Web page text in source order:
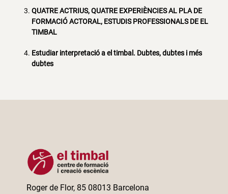
QUATRE ACTRIUS, QUATRE EXPERIÈNCIES AL PLA DE
FORMACIÓ ACTORAL, ESTUDIS PROFESSIONALS DE EL
TIMBAL
Estudiar interpretació a el timbal. Dubtes, dubtes i més
dubtes
Roger de Flor, 85 08013 Barcelona